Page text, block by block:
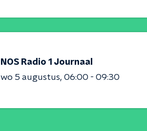
NOS Radio 1 Journaal
wo 5 augustus 06:00 - 09:30